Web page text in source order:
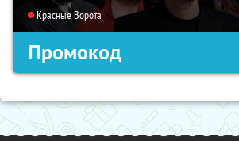
Красные Ворота
Промокод